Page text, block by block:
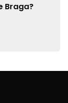
Braga?